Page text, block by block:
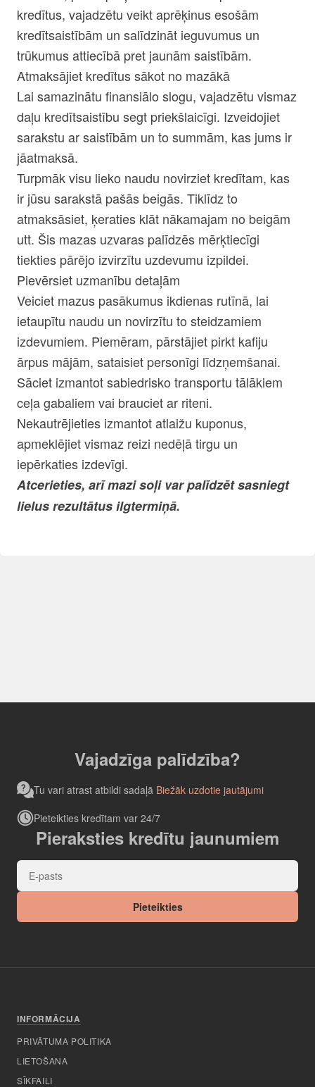
kredītus, vajadzētu veikt aprēķinus esošām
kredītsaistībām un salīdzināt ieguvumus un
trūkumus attiecībā pret jaunām saistībām.
Atmaksājiet kredītus sākot no mazākā
Lai samazinātu finansiālo slogu, vajadzētu vismaz
daļu kredītsaistību segt priekšlaicīgi. Izveidojiet
sarakstu ar saistībām un to summām, kas jums ir
jāatmaksā.
Turpmāk visu lieko naudu novirziet kredītam, kas
ir jūsu sarakstā pašās beigās. Tiklīdz to
atmaksāsiet, ķeraties klāt nākamajam no beigām
utt. Šis mazas uzvaras palīdzēs mērķtiecīgi
tiekties pārējo izvirzītu uzdevumu izpildei.
Pievērsiet uzmanību detaļām
Veiciet mazus pasākumus ikdienas rutīnā, lai
ietaupītu naudu un novirzītu to steidzamiem
izdevumiem. Piemēram, pārstājiet pirkt kafiju
ārpus mājām, sataisiet personīgi līdzņemšanai.
Sāciet izmantot sabiedrisko transportu tālākiem
ceļa gabaliem vai brauciet ar riteni.
Nekautrējieties izmantot atlaižu kuponus,
apmeklējiet vismaz reizi nedēļā tirgu un
iepērkaties izdevīgi.
Atcerieties, arī mazi soļi var palīdzēt sasniegt
lielus rezultātus ilgtermiņā.
Vajadzīga palīdzība?
Tu vari atrast atbildi sadaļā Biežāk uzdotie jautājumi
Pieteikties kredītam var 24/7
Pieraksties kredītu jaunumiem
Pieteikties
INFORMĀCIJA
PRIVĀTUMA POLITIKA
LIETOŠANA
SĪKFAILI